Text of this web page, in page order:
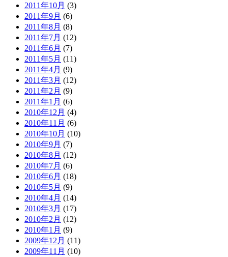
2011年10月 (3)
2011年9月 (6)
2011年8月 (8)
2011年7月 (12)
2011年6月 (7)
2011年5月 (11)
2011年4月 (9)
2011年3月 (12)
2011年2月 (9)
2011年1月 (6)
2010年12月 (4)
2010年11月 (6)
2010年10月 (10)
2010年9月 (7)
2010年8月 (12)
2010年7月 (6)
2010年6月 (18)
2010年5月 (9)
2010年4月 (14)
2010年3月 (17)
2010年2月 (12)
2010年1月 (9)
2009年12月 (11)
2009年11月 (10)